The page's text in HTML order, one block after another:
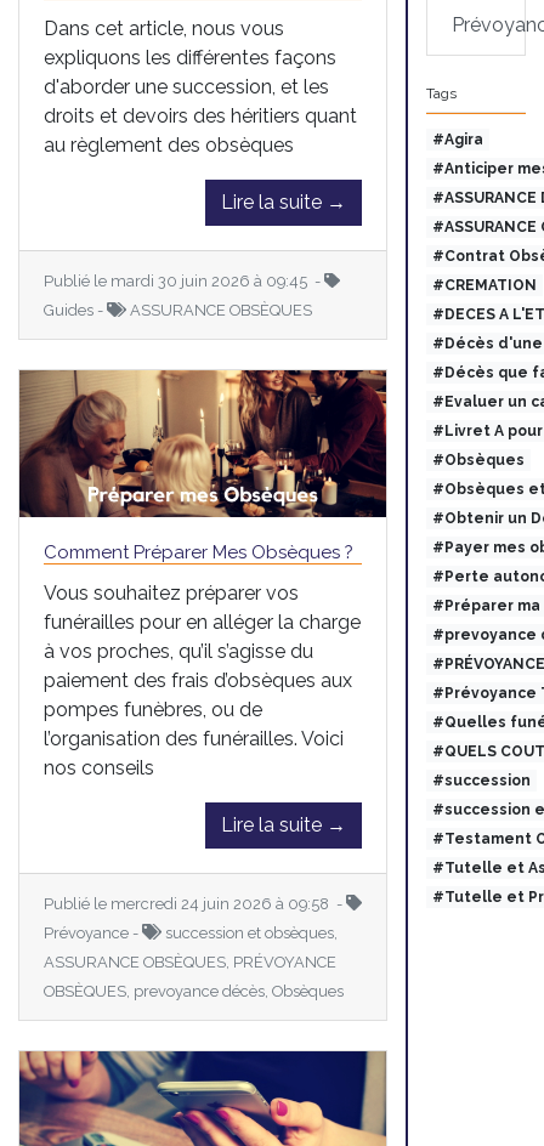
Dans cet article, nous vous
expliquons les différentes façons
d'aborder une succession, et les
droits et devoirs des héritiers quant
au règlement des obsèques
Lire la suite →
Publié le mardi 30 juin 2026 à 09:45 -
Guides -
ASSURANCE OBSÈQUES
Comment Préparer Mes Obsèques ?
Vous souhaitez préparer vos
funérailles pour en alléger la charge
à vos proches, qu’il s’agisse du
paiement des frais d’obsèques aux
pompes funèbres, ou de
l’organisation des funérailles. Voici
nos conseils
Lire la suite →
Publié le mercredi 24 juin 2026 à 09:58 -
Prévoyance -
succession et obsèques,
ASSURANCE OBSÈQUES, PRÉVOYANCE
OBSÈQUES, prevoyance décès, Obsèques
Tags
#Agira
#Anticiper
#ASSURANCE
#ASSURANCE
#Contrat
#CREMATION
#DECES A
#Décès
#Décès que
#Evaluer un
#Livret A
#Obsèques
#Obsèques
#Obtenir un
#Payer mes
#Perte
#Préparer ma
#prevoyance
#Prévoyance
#Quelles
#QUELS
#succession
#succession
#Testament
#Tutelle et
#Tutelle et